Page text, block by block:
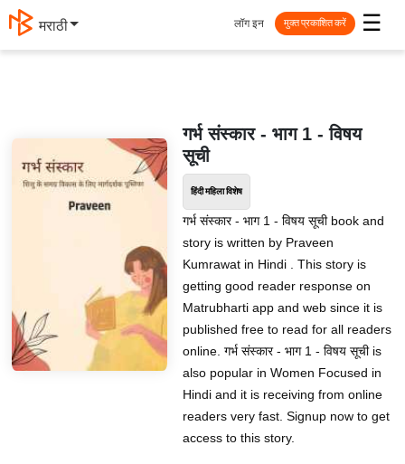
मराठी ☰
लॉग इन मुक्त प्रकाशित करें
गर्भ संस्कार - भाग 1 - विषय
सूची
हिंदी महिला विशेष
गर्भ संस्कार - भाग 1 - विषय सूची book and
story is written by Praveen
Kumrawat in Hindi . This story is
getting good reader response on
Matrubharti app and web since it is
published free to read for all readers
online. गर्भ संस्कार - भाग 1 - विषय सूची is
also popular in Women Focused in
Hindi and it is receiving from online
readers very fast. Signup now to get
access to this story.